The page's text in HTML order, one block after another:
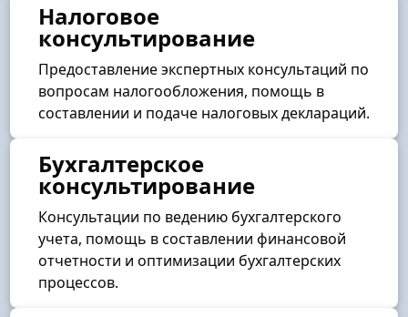
Налоговое
консультирование
Предоставление экспертных консультаций по
вопросам налогообложения, помощь в
составлении и подаче налоговых деклараций.
Бухгалтерское
консультирование
Консультации по ведению бухгалтерского
учета, помощь в составлении финансовой
отчетности и оптимизации бухгалтерских
процессов.